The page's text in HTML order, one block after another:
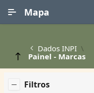
Mapa
Dados INPI
Painel - Marcas
Filtros